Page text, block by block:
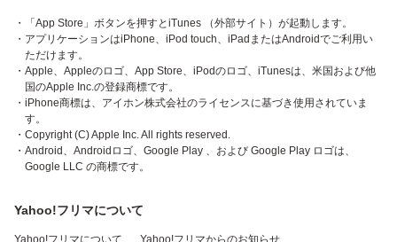
・「App Store」ボタンを押すとiTunes （外部サイト）が起動します。
・アプリケーションはiPhone、iPod touch、iPadまたはAndroidでご利用い
ただけます。
・Apple、Appleのロゴ、App Store、iPodのロゴ、iTunesは、米国および他
国のApple Inc.の登録商標です。
・iPhone商標は、アイホン株式会社のライセンスに基づき使用されていま
す。
・Copyright (C) Apple Inc. All rights reserved.
・Android、Androidロゴ、Google Play 、および Google Play ロゴは、
Google LLC の商標です。
Yahoo!フリマについて